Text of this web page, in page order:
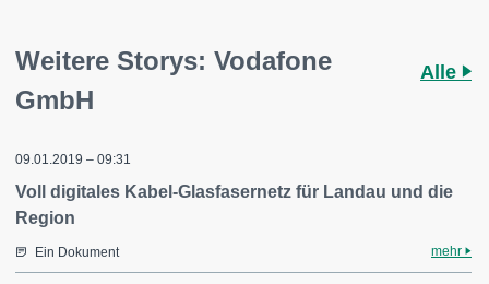
Weitere Storys: Vodafone
GmbH
Alle
09.01.2019 – 09:31
Voll digitales Kabel-Glasfasernetz für Landau und die
Region
Ein Dokument mehr